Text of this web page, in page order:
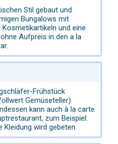
Stil gebaut und
Bungalows mit
und eine
Aufpreis in den a la
Frühstück
Gemüseteller)
kann auch à la carte
zum Beispiel:
wird gebeten.